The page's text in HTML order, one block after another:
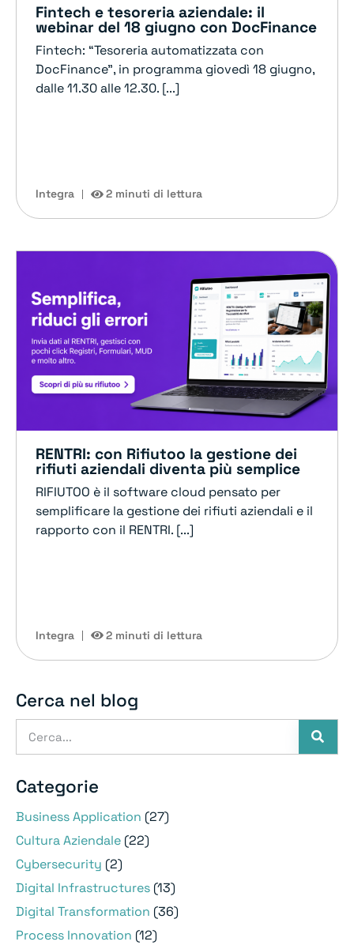
Fintech e tesoreria aziendale: il
webinar del 18 giugno con DocFinance
Fintech: “Tesoreria automatizzata con
DocFinance”, in programma giovedì 18 giugno,
dalle 11.30 alle 12.30. [...]
Integra 2 minuti di lettura
RENTRI: con Rifiutoo la gestione dei
rifiuti aziendali diventa più semplice
RIFIUTOO è il software cloud pensato per
semplificare la gestione dei rifiuti aziendali e il
rapporto con il RENTRI. [...]
Integra 2 minuti di lettura
Cerca nel blog
Categorie
Business Application (27)
Cultura Aziendale (22)
Cybersecurity (2)
Digital Infrastructures (13)
Digital Transformation (36)
Process Innovation (12)